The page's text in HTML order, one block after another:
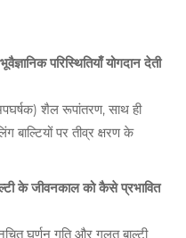
परिस्थितियाँ योगदान देती
शैल रूपांतरण, साथ ही
बाल्टियों पर तीव्र क्षरण के
के जीवनकाल को कैसे प्रभावित
घूर्णन गति और गलत बाल्टी